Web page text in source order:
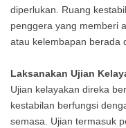
diperlukan. Ruang
penggera yang memberi
atau kelembapan berada
Laksanakan Ujian
Ujian kelayakan direka
kestabilan berfungsi
semasa. Ujian termasuk